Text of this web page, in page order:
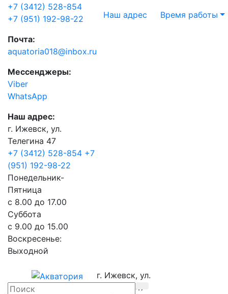
+7 (3412) 528-854
+7 (951) 192-98-22
Почта:
aquatoria018@inbox.ru
Мессенджеры:
Viber
WhatsApp
Наш адрес:
г. Ижевск, ул.
Телегина 47
+7 (3412) 528-854 +7
(951) 192-98-22
Понедельник-
Пятница
с 8.00 до 17.00
Суббота
с 9.00 до 15.00
Воскресенье:
Выходной
Наш адрес
г. Ижевск, ул.
Телегина 47
Время работы